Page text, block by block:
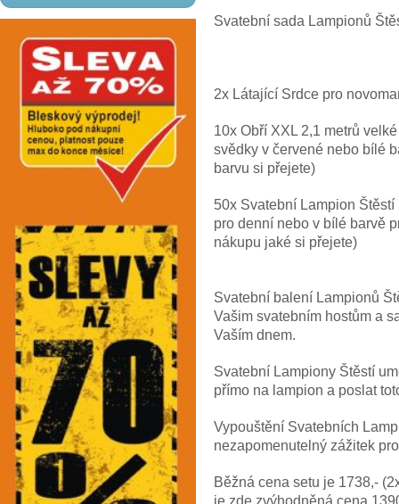
Svatební sada Lampionů
2x Látající Srdce pro
10x Obří XXL 2,1 metrů
svědky v červené nebo bílé
barvu si přejete)
50x Svatební Lampion
pro denní nebo v bílé barvě
nákupu jaké si přejete)
Svatební balení Lampionů
Vašim svatebním hostům a
Vaším dnem.
Svatební Lampiony Štěstí
přímo na lampion a poslat
Vypouštění Svatebních
nezapomenutelný zážitek
Běžná cena setu je 1738,-
je zde zvýhodněná cena